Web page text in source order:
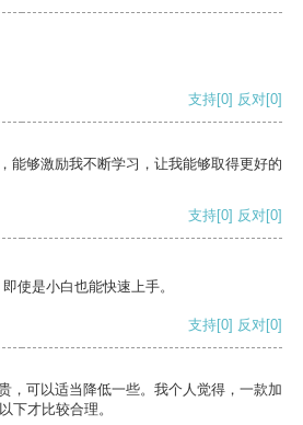
支持[0] 反对[0]
能够激励我不断学习，让我能够取得更好的
支持[0] 反对[0]
使是小白也能快速上手。
支持[0] 反对[0]
，可以适当降低一些。我个人觉得，一款加
下才比较合理。